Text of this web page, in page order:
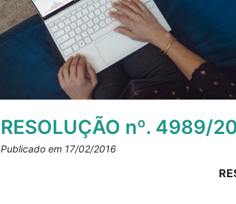
RESOLUÇÃO nº. 4989/
Publicado em 17/02/2016